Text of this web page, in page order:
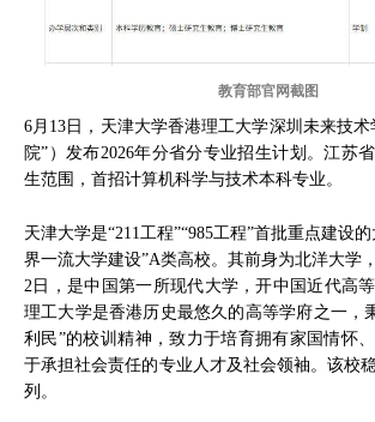
教育部官网截图
6月13日，天津大学香港理工大学深圳未来技
院”）发布2026年分省分专业招生计划。江苏
生范围，首招计算机科学与技术本科专业。
天津大学是“211工程”“985工程”首批重点建设
界一流大学建设”A类高校。其前身为北洋大学
2日，是中国第一所现代大学，开中国近代高
理工大学是香港历史最悠久的高等学府之一，
利民”的校训精神，致力于培育拥有家国情怀
于承担社会责任的专业人才及社会领袖。该校
列。